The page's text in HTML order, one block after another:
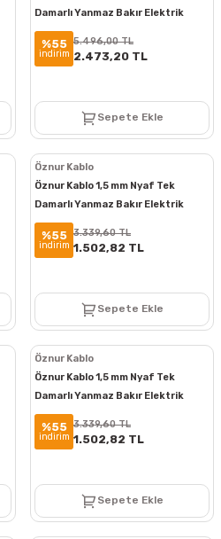
Damarlı Yanmaz Bakır Elektrik
Kablosu Kahverengi 100 Metre
%55
indirim
5.496,00 TL
2.473,20 TL
Sepete Ekle
Öznur Kablo
Öznur Kablo 1,5 mm Nyaf Tek
Damarlı Yanmaz Bakır Elektrik
Kablosu Mavi 100 Metre
%55
indirim
3.339,60 TL
1.502,82 TL
Sepete Ekle
Öznur Kablo
Öznur Kablo 1,5 mm Nyaf Tek
Damarlı Yanmaz Bakır Elektrik
Kablosu Sarı Yeşil 100 Metre
%55
indirim
3.339,60 TL
1.502,82 TL
Sepete Ekle